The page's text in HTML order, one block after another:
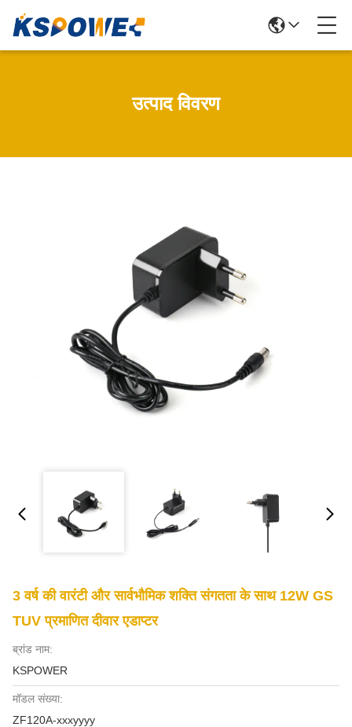
उत्पाद विवरण
3 वर्ष की वारंटी और सार्वभौमिक शक्ति संगतता के साथ 12W GS
TUV प्रमाणित दीवार एडाप्टर
ब्रांड नाम:
KSPOWER
मॉडल संख्या:
ZF120A-xxxyyyy